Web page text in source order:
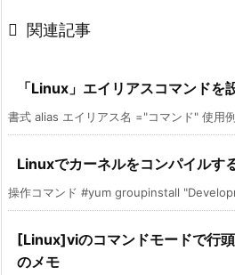
 関連記事
「Linux」エイリアスコマンドを
書式 alias エイリアス名 ="コマンド" 使用
Linuxでカーネルをコンパイルす
操作コマンド #yum groupinstall
[Linux]viのコマンドモードで行
のメモ